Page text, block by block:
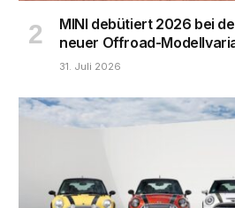
MINI debütiert 2026 bei
neuer Offroad-
31. Juli 2026